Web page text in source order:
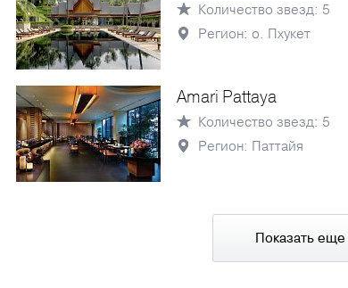
Количество звезд: 5
Регион: о. Пхукет
Amari Pattaya
Количество звезд: 5
Регион: Паттайя
Показать еще